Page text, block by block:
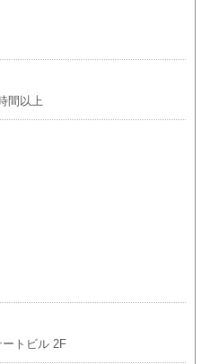
間以上
トビル 2F